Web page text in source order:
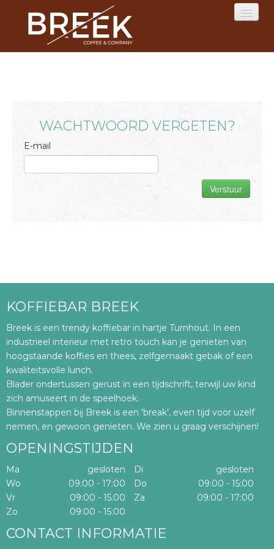
RESERVATIES
LOGIN
WACHTWOORD VERGETEN?
E-mail
Verstuur
KOFFIEBAR BREEK
Breek is een trendy koffiebar in hartje Turnhout. In een
industrieel interieur met retro touch kan je genieten van
hoogstaande koffies en thees, zelfgemaakt gebak of een
kwaliteitsvolle lunch.
Blader ondertussen gerust in een tijdschrift, terwijl uw kind
zich amuseert in de speelhoek.
Binnenstappen bij Breek is een ‘break’, even tijd voor uzelf
nemen, en gewoon genieten. We zien u graag verschijnen!
OPENINGSTIJDEN
Ma gesloten Di
gesloten
Wo
09:00 - 17:00 Do
09:00 - 15:00
Vr
09:00 - 15:00 Za
09:00 - 17:00
Zo
09:00 - 15:00
CONTACT INFORMATIE